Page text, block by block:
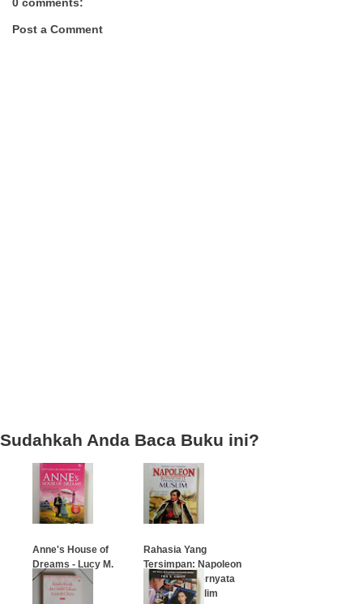
Post a Comment
Sudahkah Anda Baca Buku ini?
Anne's House of
Dreams - Lucy M.
Montgomery
Rahasia Yang
Tersimpan: Napoleon
Bonaparte Ternyata
Seorang Muslim